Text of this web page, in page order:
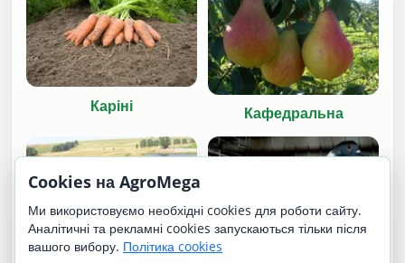
Каріні Кафедральна
Cookies на AgroMega
Ми використовуємо необхідні cookies для роботи сайту.
Аналітичні та рекламні cookies запускаються тільки після
вашого вибору. Політика cookies